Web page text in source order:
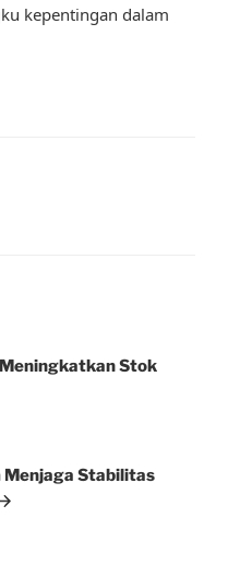
kepentingan dalam
Stok
Menjaga Stabilitas